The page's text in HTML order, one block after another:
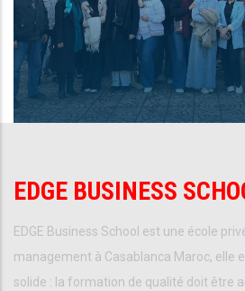
EDGE BUSINESS
EDGE Business School est une école
management à Casablanca Maroc, elle
solide : la formation de qualité doit être